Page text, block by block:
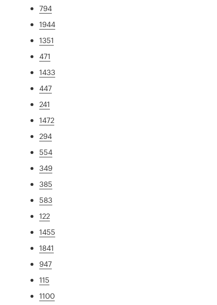
794
1944
1351
471
1433
447
241
1472
294
554
349
385
583
122
1455
1841
947
115
1100